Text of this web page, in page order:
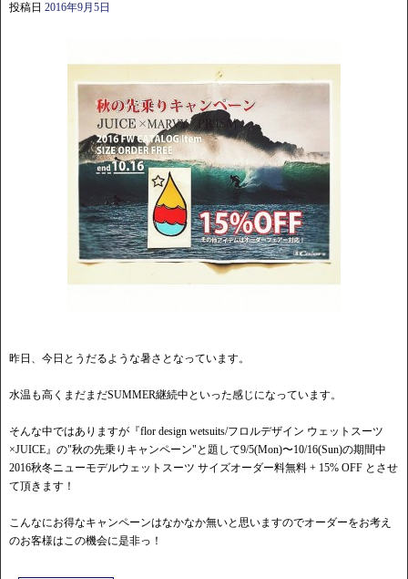
投稿日 2016年9月5日
昨日、今日とうだるような暑さとなっています。
水温も高くまだまだSUMMER継続中といった感じになっています。
そんな中ではありますが『flor design wetsuits/フロルデザイン ウェットスーツ
×JUICE』の"秋の先乗りキャンペーン"と題して9/5(Mon)〜10/16(Sun)の期間中
2016秋冬ニューモデルウェットスーツ サイズオーダー料無料 + 15% OFF とさせ
て頂きます！
こんなにお得なキャンペーンはなかなか無いと思いますのでオーダーをお考え
のお客様はこの機会に是非っ！